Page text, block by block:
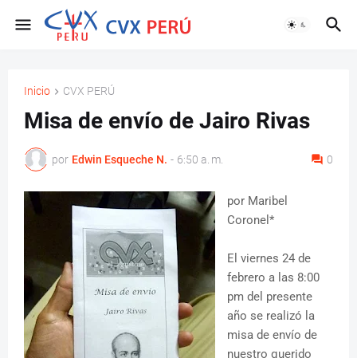
Inicio CVX PERÚ
Misa de envío de Jairo Rivas
por Edwin Esqueche N. - 6:50 a. m. 0
por Maribel
Coronel*
El viernes 24 de
febrero a las 8:00
pm del presente
año se realizó la
misa de envío de
nuestro querido